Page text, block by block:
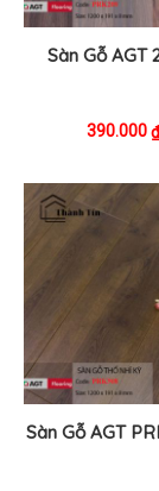
Sàn Gỗ AGT
390.000₫
Sàn Gỗ AGT